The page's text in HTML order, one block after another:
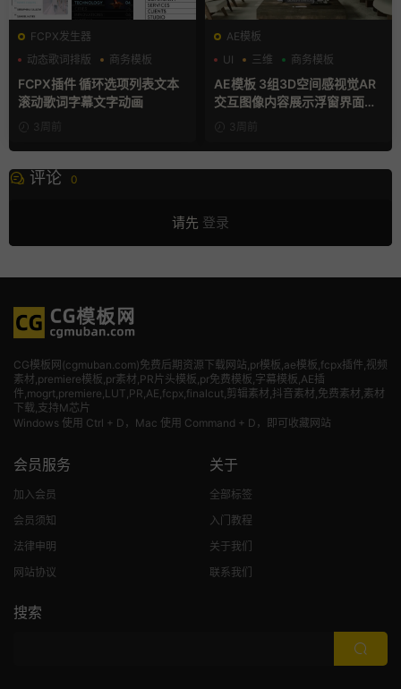
FCPX发生器
动态歌词排版
商务模板
字幕模板
FCPX插件 循环选项列表文本
滚动歌词字幕文字动画
3周前
AE模板
UI
三维 商务模板
AE模板 3组3D空间感视觉AR
交互图像内容展示浮窗界面动
3周前
评论 0
请先 登录
CG模板网(cgmuban.com)免费后期资源下载网站,pr模板,ae模板,fcpx插件,视频
素材 ,premiere模板,pr素材,PR片头模板,pr免费模板,字幕模板,AE插
件,mogrt,premiere,LUT,PR,AE,fcpx,finalcut,剪辑素材,抖音素材,免费素材,素材
下载,支持M芯片
Windows 使用 Ctrl + D，Mac 使用 Command + D，即可收藏网站
会员服务
加入会员
会员须知
法律申明
网站协议
关于
全部标签
入门教程
关于我们
联系我们
搜索